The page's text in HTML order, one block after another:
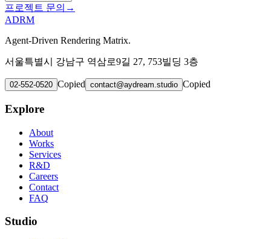
프로젝트 문의 →
ADRM
Agent-Driven Rendering Matrix.
서울특별시 강남구 역삼로9길 27, 753빌딩 3층
02-552-0520 Copied contact@aydream.studio Copied
Explore
About
Works
Services
R&D
Careers
Contact
FAQ
Studio